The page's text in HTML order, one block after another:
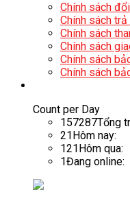
Chính sách
Chính sách trả
Chính sách
Chính sách
Chính sách
Chính sách
Count per Day
157287Tổng
21 Hôm nay:
121 Hôm qua:
1Đang online: